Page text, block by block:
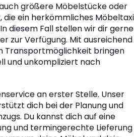
größere Möbelstücke oder
die ein herkömmliches Möbeltaxi
diesem Fall stellen wir dir gerne
zur Verfügung. Mit ausreichend
Transportmöglichkeit bringen
und unkompliziert nach
an erster Stelle. Unser
dich bei der Planung und
Du kannst dich auf eine
und termingerechte Lieferung